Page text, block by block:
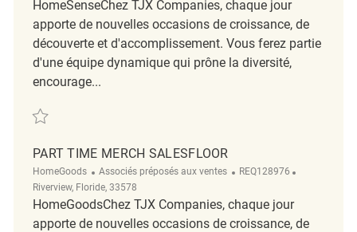
HomeSenseChez TJX Companies, chaque jour
apporte de nouvelles occasions de croissance, de
découverte et d'accomplissement. Vous ferez partie
d'une équipe dynamique qui prône la diversité,
encourage...
Sauvegarder Maintenance / Janitorial Associate REQ105424
PART TIME MERCH SALESFLOOR
HomeGoods Catégorie
Associés préposés aux ventes ReqId
REQ128976
Riverview, Floride, 33578
HomeGoodsChez TJX Companies, chaque jour
apporte de nouvelles occasions de croissance, de